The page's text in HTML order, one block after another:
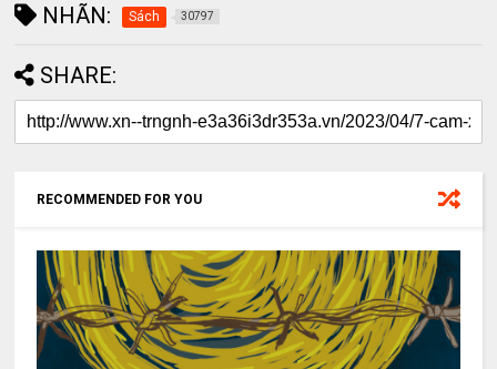
NHÃN: Sách 30797
SHARE:
RECOMMENDED FOR YOU